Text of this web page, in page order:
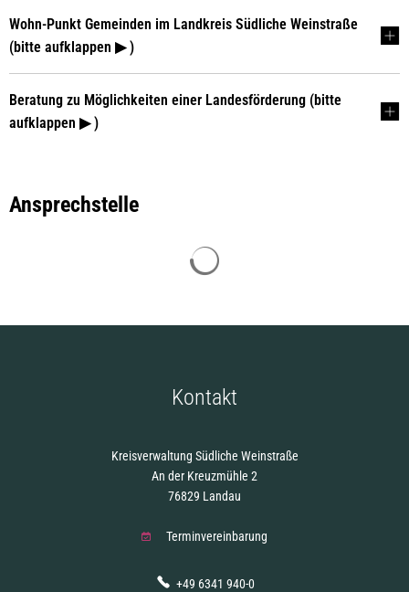
Wohn-Punkt Gemeinden im Landkreis Südliche Weinstraße
(bitte aufklappen ▶ )
Beratung zu Möglichkeiten einer Landesförderung (bitte
aufklappen ▶ )
Ansprechstelle
Kontakt
Kreisverwaltung Südliche Weinstraße
An der Kreuzmühle 2
76829 Landau
Terminvereinbarung
+49 6341 940-0